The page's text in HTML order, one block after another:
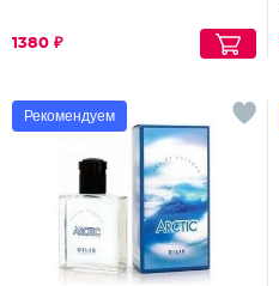
1380 ₽
Рекомендуем